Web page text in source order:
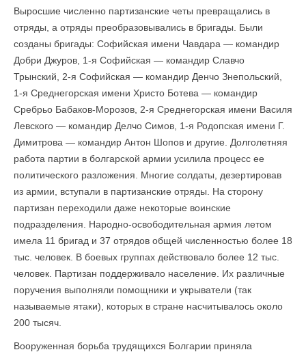
Выросшие численно партизанские четы превращались в
отряды, а отряды преобразовывались в бригады. Были
созданы бригады: Софийская имени Чавдара — командир
Добри Джуров, 1-я Софийская — командир Славчо
Трынский, 2-я Софийская — командир Денчо Знепольский,
1-я Среднегорская имени Христо Ботева — командир
Сребрьо Бабаков-Морозов, 2-я Среднегорская имени Василя
Левского — командир Делчо Симов, 1-я Родопская имени Г.
Димитрова — командир Антон Шопов и другие. Долголетняя
работа пар­тии в болгарской армии усилила процесс ее
политического разложения. Многие солдаты, дезертировав
из армии, вступали в партизанские отряды. На сторону
партизан переходили даже некоторые воинские
подразделения. Народно-освободительная армия летом
имела 11 бригад и 37 отрядов общей численностью более 18
тыс. человек. В боевых группах действовало более 12 тыс.
человек. Партизан поддерживало население. Их различные
поручения выполняли помощники и укры­ватели (так
называемые ятаки), которых в стране насчитывалось около
200 тысяч.
Вооруженная борьба трудящихся Болгарии приняла